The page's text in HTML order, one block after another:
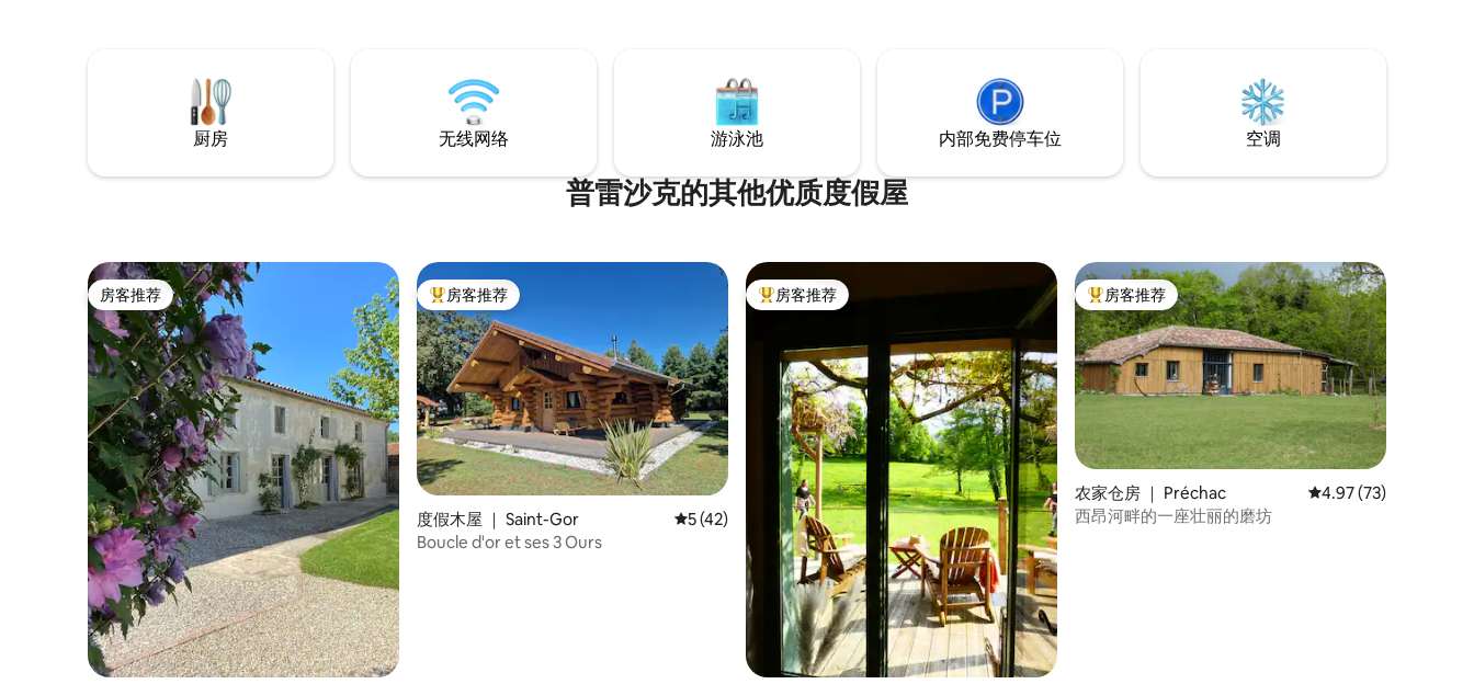
厨房 无线网络 游泳池 内部免费停车位 空调
普雷沙克的其他优质度假屋
房客推荐
房客推荐 热门「房客推荐」
房客推荐
度假木屋 ｜ Saint-Gor 平均评分 5 分（满分 5 分），共 42 条评价
5 (42)
Boucle d'or et ses 3 Ours
热门「房客推荐」
房客推荐 热门「房客推荐」
房客推荐
农家仓房 ｜ Préchac 平均评分 4.97 分（满
4.97 (73)
西昂河畔的一座壮丽的磨坊